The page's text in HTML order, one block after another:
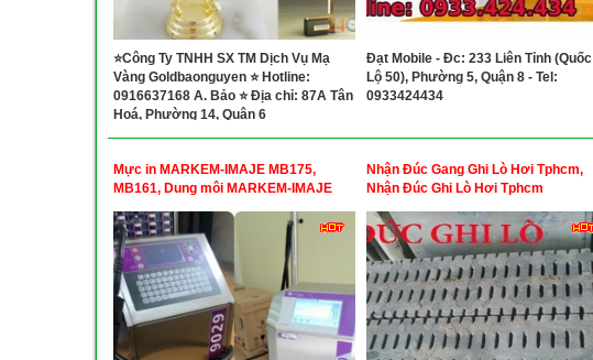
⭐Công Ty TNHH SX TM Dịch Vụ Mạ
Vàng Goldbaonguyen ⭐ Hotline:
0916637168 A. Bảo ⭐ Địa chỉ: 87A Tân
Hoá, Phường 14, Quận 6
Đạt Mobile - Đc: 233 Liên Tỉnh (Quốc
Lộ 50), Phường 5, Quận 8 - Tel:
0933424434
Mực in MARKEM-IMAJE MB175,
MB161, Dung môi MARKEM-IMAJE
Nhận Đúc Gang Ghi Lò Hơi Tphcm,
Nhận Đúc Ghi Lò Hơi Tphcm